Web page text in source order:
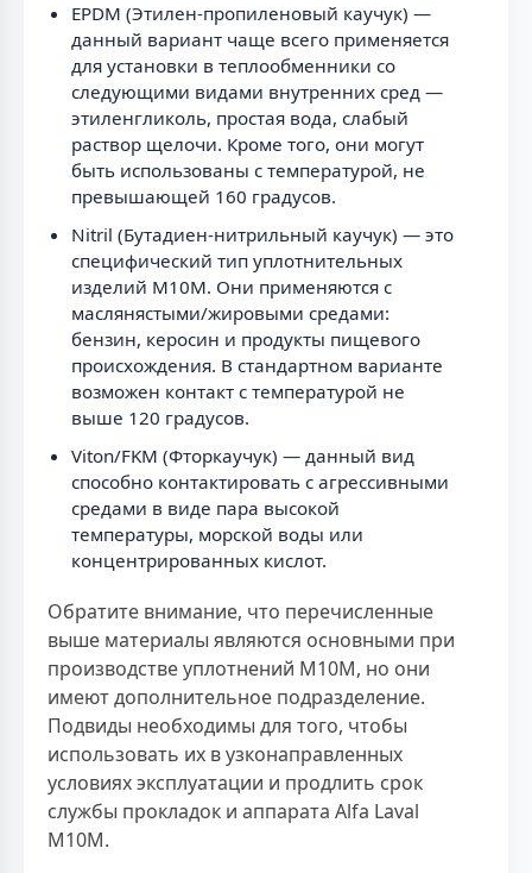
EPDM (Этилен-пропиленовый каучук) —
данный вариант чаще всего применяется
для установки в теплообменники со
следующими видами внутренних сред —
этиленгликоль, простая вода, слабый
раствор щелочи. Кроме того, они могут
быть использованы с температурой, не
превышающей 160 градусов.
Nitril (Бутадиен-нитрильный каучук) — это
специфический тип уплотнительных
изделий М10М. Они применяются с
маслянястыми/жировыми средами:
бензин, керосин и продукты пищевого
происхождения. В стандартном варианте
возможен контакт с температурой не
выше 120 градусов.
Viton/FKM (Фторкаучук) — данный вид
способно контактировать с агрессивными
средами в виде пара высокой
температуры, морской воды или
концентрированных кислот.
Обратите внимание, что перечисленные
выше материалы являются основными при
производстве уплотнений M10M, но они
имеют дополнительное подразделение.
Подвиды необходимы для того, чтобы
использовать их в узконаправленных
условиях эксплуатации и продлить срок
службы прокладок и аппарата Alfa Laval
M10M.